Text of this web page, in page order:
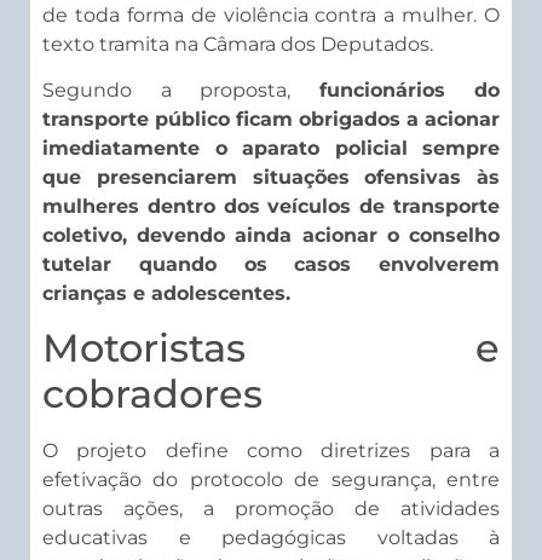
de toda forma de violência contra a mulher. O
texto tramita na Câmara dos Deputados.
Segundo a proposta, funcionários do
transporte público ficam obrigados a acionar
imediatamente o aparato policial sempre
que presenciarem situações ofensivas às
mulheres dentro dos veículos de transporte
coletivo, devendo ainda acionar o conselho
tutelar quando os casos envolverem
crianças e adolescentes.
Motoristas e
cobradores
O projeto define como diretrizes para a
efetivação do protocolo de segurança, entre
outras ações, a promoção de atividades
educativas e pedagógicas voltadas à